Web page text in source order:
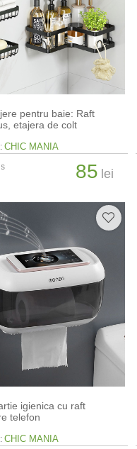
pentru baie: Raft
etajera de colt
CHIC MANIA
85 lei
igienica cu raft
telefon
CHIC MANIA